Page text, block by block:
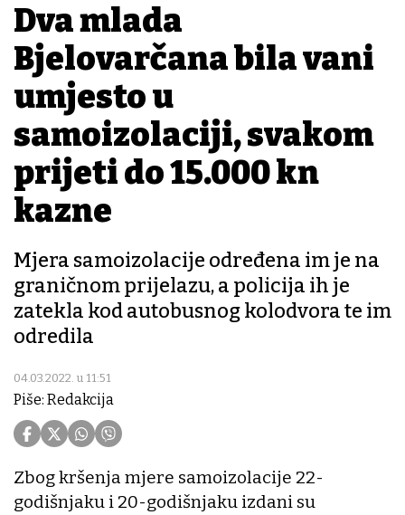
Dva mlada
Bjelovarčana bila vani
umjesto u
samoizolaciji, svakom
prijeti do 15.000 kn
kazne
Mjera samoizolacije određena im je na
graničnom prijelazu, a policija ih je
zatekla kod autobusnog kolodvora te im
odredila
04.03.2022. u 11:51
Piše: Redakcija
Zbog kršenja mjere samoizolacije 22-
godišnjaku i 20-godišnjaku izdani su